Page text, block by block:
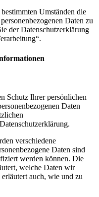
Umständen die
Daten zu
der Datenschutzerklärung
Schutz Ihrer persönlichen
Daten
verschiedene
Daten sind
werden können. Die
welche Daten wir
auch, wie und zu